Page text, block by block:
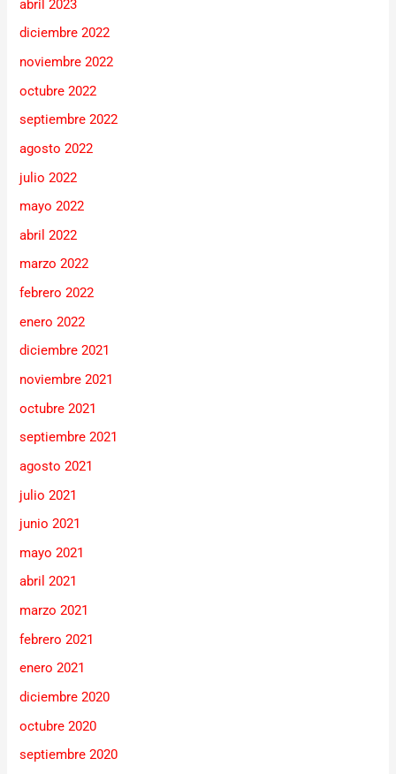
abril 2023
diciembre 2022
noviembre 2022
octubre 2022
septiembre 2022
agosto 2022
julio 2022
mayo 2022
abril 2022
marzo 2022
febrero 2022
enero 2022
diciembre 2021
noviembre 2021
octubre 2021
septiembre 2021
agosto 2021
julio 2021
junio 2021
mayo 2021
abril 2021
marzo 2021
febrero 2021
enero 2021
diciembre 2020
octubre 2020
septiembre 2020